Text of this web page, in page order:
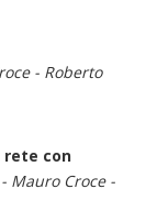
- Roberto
rete con
Mauro Croce -